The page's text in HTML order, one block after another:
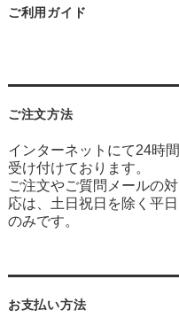
ご利用ガイド
ご注文方法
インターネットにて24時間
受け付けております。
ご注文やご質問メールの対
応は、土日祝日を除く平日
のみです。
お支払い方法